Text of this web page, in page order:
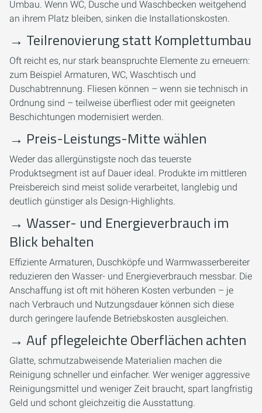
Umbau. Wenn WC, Dusche und Waschbecken weitgehend
an ihrem Platz bleiben, sinken die Installationskosten.
→ Teilrenovierung statt Komplettumbau
Oft reicht es, nur stark beanspruchte Elemente zu erneuern:
zum Beispiel Armaturen, WC, Waschtisch und
Duschabtrennung. Fliesen können – wenn sie technisch in
Ordnung sind – teilweise überfliest oder mit geeigneten
Beschichtungen modernisiert werden.
→ Preis-Leistungs-Mitte wählen
Weder das allergünstigste noch das teuerste
Produktsegment ist auf Dauer ideal. Produkte im mittleren
Preisbereich sind meist solide verarbeitet, langlebig und
deutlich günstiger als Design-Highlights.
→ Wasser- und Energieverbrauch im
Blick behalten
Effiziente Armaturen, Duschköpfe und Warmwasserbereiter
reduzieren den Wasser- und Energieverbrauch messbar. Die
Anschaffung ist oft mit höheren Kosten verbunden – je
nach Verbrauch und Nutzungsdauer können sich diese
durch geringere laufende Betriebskosten ausgleichen.
→ Auf pflegeleichte Oberflächen achten
Glatte, schmutzabweisende Materialien machen die
Reinigung schneller und einfacher. Wer weniger aggressive
Reinigungsmittel und weniger Zeit braucht, spart langfristig
Geld und schont gleichzeitig die Ausstattung.